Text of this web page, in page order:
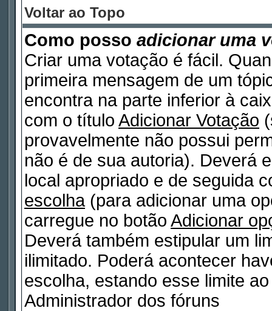
Voltar ao Topo
Como posso adicionar uma
Criar uma votação é fácil.
primeira mensagem de um
encontra na parte inferior à
com o título Adicionar Votação
provavelmente não possui
não é de sua autoria). Deverá
local apropriado e de seguida
escolha(para adicionar uma
carregue no botão Adicionar
Deverá também estipular um
ilimitado. Poderá acontecer
escolha, estando esse limite
Administrador dos fóruns